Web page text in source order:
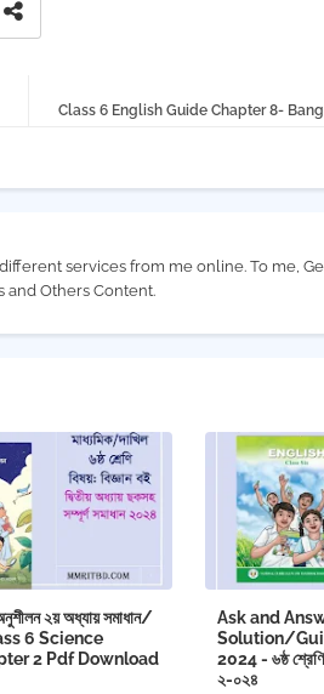
Class 6 English Guide Chapter 8-
services from me online. To me,
Others Content.
অনুশীলন ২য় অধ্যায় সমাধান/
6 Science
2 Pdf Download
Ask and
Solution/
2024 - ৬ষ্ঠ
২-০২৪